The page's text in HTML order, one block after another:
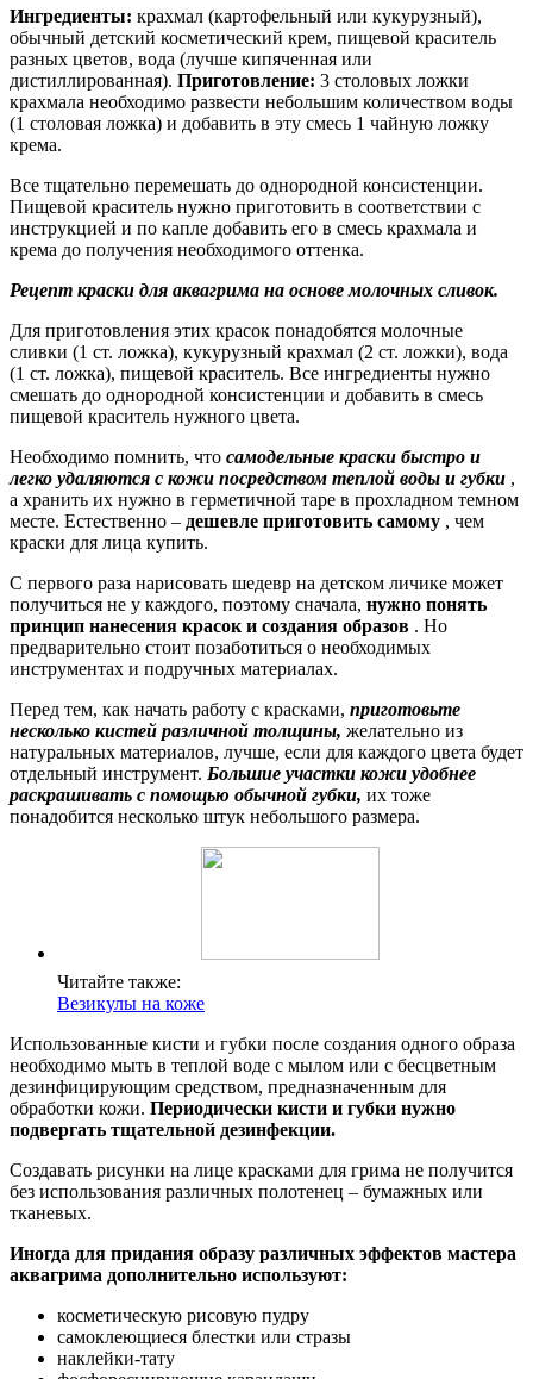
Ингредиенты: крахмал (картофельный или кукурузный),
обычный детский косметический крем, пищевой краситель
разных цветов, вода (лучше кипяченная или
дистиллированная). Приготовление: 3 столовых ложки
крахмала необходимо развести небольшим количеством воды
(1 столовая ложка) и добавить в эту смесь 1 чайную ложку
крема.
Все тщательно перемешать до однородной консистенции.
Пищевой краситель нужно приготовить в соответствии с
инструкцией и по капле добавить его в смесь крахмала и
крема до получения необходимого оттенка.
Рецепт краски для аквагрима на основе молочных сливок.
Для приготовления этих красок понадобятся молочные
сливки (1 ст. ложка), кукурузный крахмал (2 ст. ложки), вода
(1 ст. ложка), пищевой краситель. Все ингредиенты нужно
смешать до однородной консистенции и добавить в смесь
пищевой краситель нужного цвета.
Необходимо помнить, что самодельные краски быстро и
легко удаляются с кожи посредством теплой воды и губки ,
а хранить их нужно в герметичной таре в прохладном темном
месте. Естественно – дешевле приготовить самому , чем
краски для лица купить.
С первого раза нарисовать шедевр на детском личике может
получиться не у каждого, поэтому сначала, нужно понять
принцип нанесения красок и создания образов . Но
предварительно стоит позаботиться о необходимых
инструментах и подручных материалах.
Перед тем, как начать работу с красками, приготовьте
несколько кистей различной толщины, желательно из
натуральных материалов, лучше, если для каждого цвета будет
отдельный инструмент. Большие участки кожи удобнее
раскрашивать с помощью обычной губки, их тоже
понадобится несколько штук небольшого размера.
Читайте также:
Везикулы на коже
Использованные кисти и губки после создания одного образа
необходимо мыть в теплой воде с мылом или с бесцветным
дезинфицирующим средством, предназначенным для
обработки кожи. Периодически кисти и губки нужно
подвергать тщательной дезинфекции.
Создавать рисунки на лице красками для грима не получится
без использования различных полотенец – бумажных или
тканевых.
Иногда для придания образу различных эффектов мастера
аквагрима дополнительно используют:
косметическую рисовую пудру
самоклеющиеся блестки или стразы
наклейки-тату